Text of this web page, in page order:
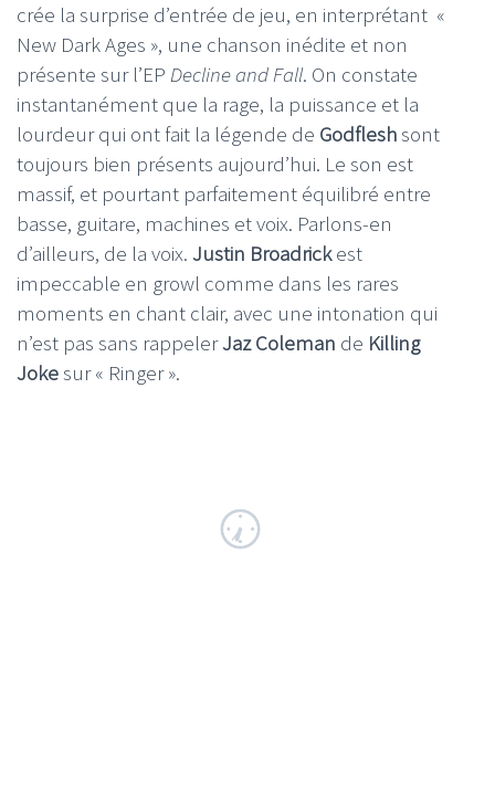
crée la surprise d’entrée de jeu, en interprétant «
New Dark Ages », une chanson inédite et non
présente sur l’EP Decline and Fall. On constate
instantanément que la rage, la puissance et la
lourdeur qui ont fait la légende de Godfleshsont
toujours bien présents aujourd’hui. Le son est
massif, et pourtant parfaitement équilibré entre
basse, guitare, machines et voix. Parlons-en
d’ailleurs, de la voix. Justin Broadrickest
impeccable en growl comme dans les rares
moments en chant clair, avec une intonation qui
n’est pas sans rappelerJaz Coleman de Killing
Jokesur « Ringer ».